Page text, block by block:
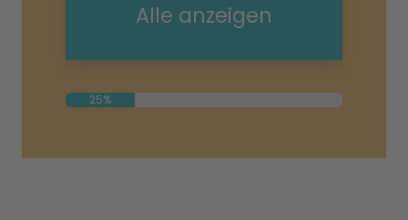
Alle anzeigen
25%